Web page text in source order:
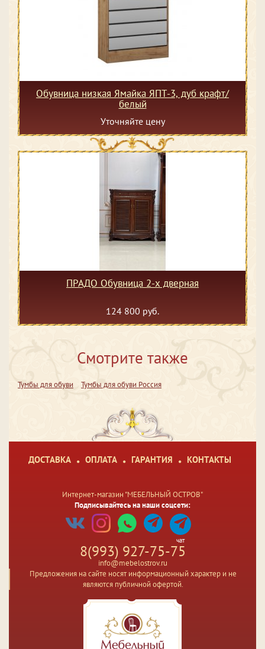
Обувница низкая Ямайка ЯПТ-3, дуб крафт/
белый
Уточняйте цену
ПРАДО Обувница 2-х дверная
124 800 руб.
Смотрите также
Тумбы для обуви Тумбы для обуви Россия
ДОСТАВКА ОПЛАТА ГАРАНТИЯ КОНТАКТЫ
Интернет-магазин "МЕБЕЛЬНЫЙ ОСТРОВ"
Подписывайтесь на наши соцсети:
чат
8(993) 927-75-75
info@mebelostrov.ru
Предложения на сайте носят информационный характер и не
являются публичной офертой.